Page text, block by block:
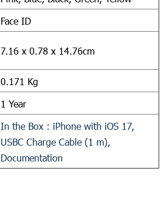
Face ID
7.16 x 0.78 x 14.76cm
0.171 Kg
1 Year
In the Box : iPhone with iOS 17,
USBC Charge Cable (1 m),
Documentation